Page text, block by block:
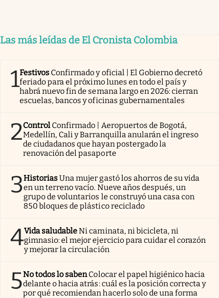
Las más leídas de El Cronista Colombia
1Festivos Confirmado y oficial | El Gobierno decretó
feriado para el próximo lunes en todo el país y
habrá nuevo fin de semana largo en 2026: cierran
escuelas, bancos y oficinas gubernamentales
2Control Confirmado | Aeropuertos de Bogotá,
Medellín, Cali y Barranquilla anularán el ingreso
de ciudadanos que hayan postergado la
renovación del pasaporte
3HistoriasUna mujer gastó los ahorros de su vida
en un terreno vacío. Nueve años después, un
grupo de voluntarios le construyó una casa con
850 bloques de plástico reciclado
4Vida saludableNi caminata, ni bicicleta, ni
gimnasio: el mejor ejercicio para cuidar el corazón
y mejorar la circulación
5No todos lo sabenColocar el papel higiénico hacia
delante o hacia atrás: cuál es la posición correcta y
por qué recomiendan hacerlo solo de una forma